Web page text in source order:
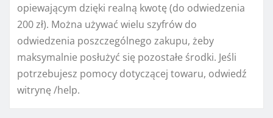
opiewającym dzięki realną kwotę (do odwiedzenia
200 zł). Można używać wielu szyfrów do
odwiedzenia poszczególnego zakupu, żeby
maksymalnie posłużyć się pozostałe środki. Jeśli
potrzebujesz pomocy dotyczącej towaru, odwiedź
witrynę /help.